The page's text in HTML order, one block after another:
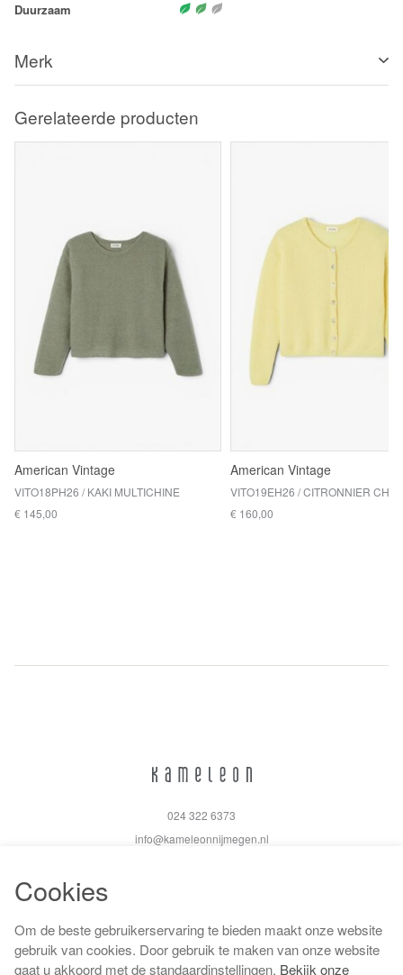
Duurzaam
Merk
Gerelateerde producten
American Vintage
VITO18PH26 / KAKI MULTICHINE
€ 145,00
American Vintage
VITO19EH26 / CITRONNIER
€ 160,00
024 322 6373
info@kameleonnijmegen.nl
Algemene voorwaarden
Privacy policy
Cookies
Om de beste gebruikerservaring te bieden maakt onze website
gebruik van cookies. Door gebruik te maken van onze website
gaat u akkoord met de standaardinstellingen. Bekijk onze